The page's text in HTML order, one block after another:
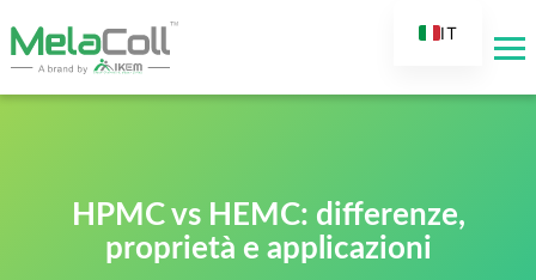
HPMC vs HEMC: differenze,
proprietà e applicazioni
IT
FR